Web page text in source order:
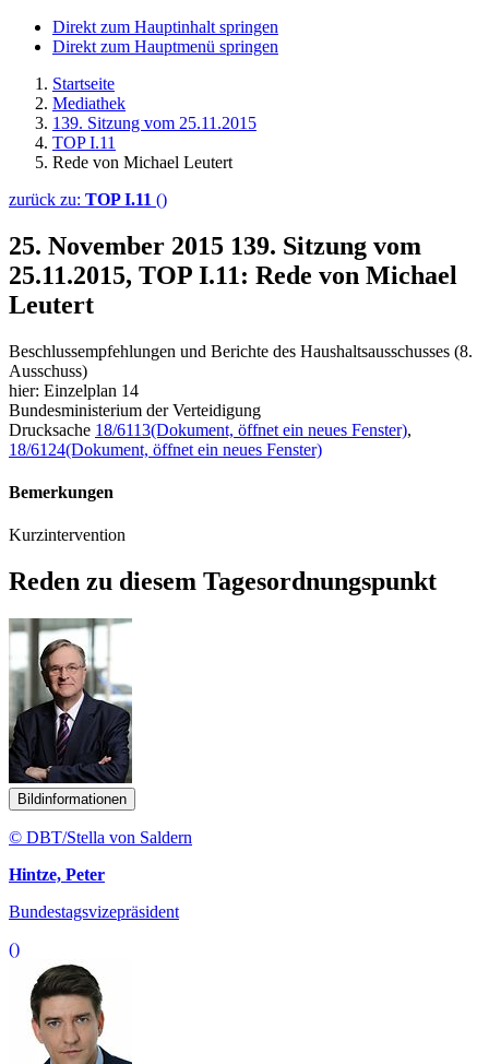
Direkt zum Hauptinhalt springen
Direkt zum Hauptmenü springen
Startseite
Mediathek
139. Sitzung vom 25.11.2015
TOP I.11
Rede von Michael Leutert
zurück zu: TOP I.11 ()
25. November 2015 139. Sitzung vom
25.11.2015, TOP I.11: Rede von Michael
Leutert
Beschlussempfehlungen und Berichte des Haushaltsausschusses (8.
Ausschuss)
hier: Einzelplan 14
Bundesministerium der Verteidigung
Drucksache 18/6113(Dokument, öffnet ein neues Fenster),
18/6124(Dokument, öffnet ein neues Fenster)
Bemerkungen
Kurzintervention
Reden zu diesem Tagesordnungspunkt
Bildinformationen
© DBT/Stella von Saldern
Hintze, Peter
Bundestagsvizepräsident
()